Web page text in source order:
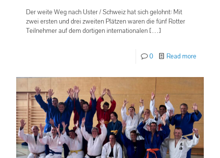
Der weite Weg nach Uster / Schweiz hat sich gelohnt: Mit
zwei ersten und drei zweiten Plätzen waren die fünf Rotter
Teilnehmer auf dem dortigen internationalen[…]
0 Read more